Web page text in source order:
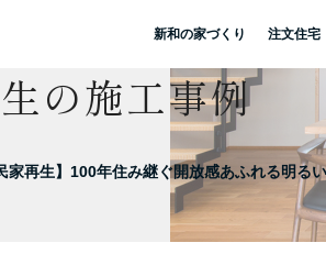
新和の家づくり 注文住宅
の施工事例
家再生】100年住み継ぐ開放感あふれる明る